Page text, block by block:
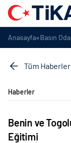
Anasayfa»Basın
Tüm Haberler
Haberler
Benin ve
Eğitimi